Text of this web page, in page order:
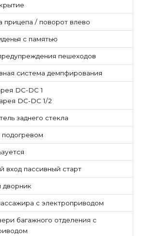
прицепа / поворот влево
с памятью
пешеходов
система демпфирования
DC-DC 1
DC-DC 1/2
заднего стекла
подогревом
вход пассивный старт
дворник
с электроприводом
багажного отделения с